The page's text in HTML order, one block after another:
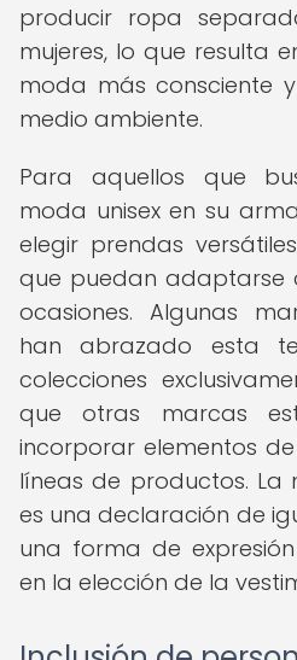
producir ropa
mujeres, lo que resulta
moda más consciente
medio ambiente.
Para aquellos que
moda unisex en su
elegir prendas
que puedan adaptarse
ocasiones. Algunas
han abrazado esta
colecciones
que otras marcas
incorporar elementos
líneas de productos. La
es una declaración de
una forma de
en la elección de la